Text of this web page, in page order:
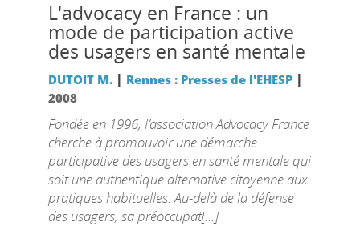
L'advocacy en France : un
mode de participation active
des usagers en santé mentale
DUTOIT M. | Rennes : Presses de l'EHESP|
2008
Fondée en 1996, l’association Advocacy France
cherche à promouvoir une démarche
participative des usagers en santé mentale qui
soit une authentique alternative citoyenne aux
pratiques habituelles. Au-delà de la défense
des usagers, sa préoccupat[...]